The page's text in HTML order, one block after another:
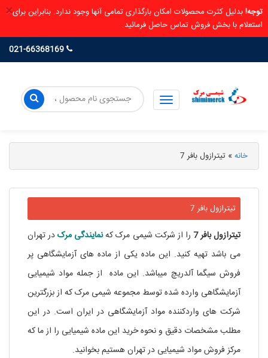
× توجه!بدلیل کثرت محصولات امکان بارگذاری تمامی آنها وجود ندارد. بنابراین برای
استعلام با بخش فروش تماس حاصل فرمائید.
خانه» تیترازول بافر 7
تیترازول بافر 7
تیترازولبافر7 را از شرکت شیمی مرک کهنمایندگی مرکدر تهران
می باشد تهیه کنید. این ماده یکی از ماده های آزمایشگاهی پر
فروش سیگما آلدریچ میباشد. این ماده از جمله مواد شیمیایی
آزمایشگاهی وارده شده توسط مجموعه شیمی مرک که از بزرگترین
شرکت های واردکننده مواد آزمایشگاهی در ایران است. در این
مطلب مشخصات دقیق و نحوه خرید این ماده شیمیایی را از ما که
مرکز فروش مواد شیمیایی در تهران هستیم بخوانید.